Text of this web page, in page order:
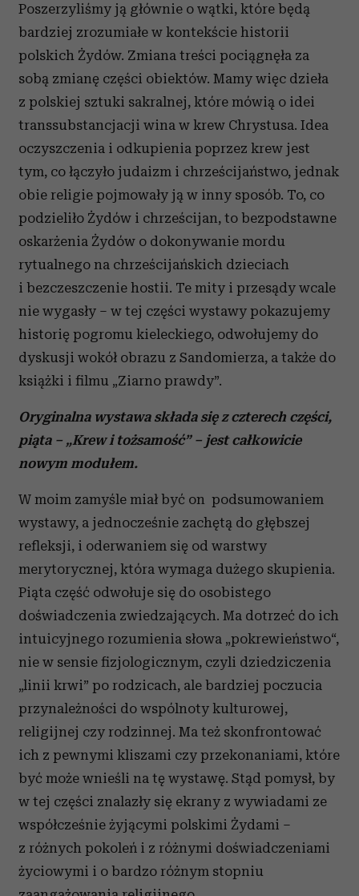
Poszerzyliśmy ją głównie o wątki, które będą
bardziej zrozumiałe w kontekście historii
polskich Żydów. Zmiana treści pociągnęła za
sobą zmianę części obiektów. Mamy więc dzieła
z polskiej sztuki sakralnej, które mówią o idei
transsubstancjacji wina w krew Chrystusa. Idea
oczyszczenia i odkupienia poprzez krew jest
tym, co łączyło judaizm i chrześcijaństwo, jednak
obie religie pojmowały ją w inny sposób. To, co
podzieliło Żydów i chrześcijan, to bezpodstawne
oskarżenia Żydów o dokonywanie mordu
rytualnego na chrześcijańskich dzieciach
i bezczeszczenie hostii. Te mity i przesądy wcale
nie wygasły – w tej części wystawy pokazujemy
historię pogromu kieleckiego, odwołujemy do
dyskusji wokół obrazu z Sandomierza, a także do
książki i filmu „Ziarno prawdy”.
Oryginalna wystawa składa się z czterech części,
piąta – „Krew i tożsamość” – jest całkowicie
nowym modułem.
W moim zamyśle miał być on podsumowaniem
wystawy, a jednocześnie zachętą do głębszej
refleksji, i oderwaniem się od warstwy
merytorycznej, która wymaga dużego skupienia.
Piąta część odwołuje się do osobistego
doświadczenia zwiedzających. Ma dotrzeć do ich
intuicyjnego rozumienia słowa „pokrewieństwo“,
nie w sensie fizjologicznym, czyli dziedziczenia
„linii krwi” po rodzicach, ale bardziej poczucia
przynależności do wspólnoty kulturowej,
religijnej czy rodzinnej. Ma też skonfrontować
ich z pewnymi kliszami czy przekonaniami, które
być może wnieśli na tę wystawę. Stąd pomysł, by
w tej części znalazły się ekrany z wywiadami ze
współcześnie żyjącymi polskimi Żydami –
z różnych pokoleń i z różnymi doświadczeniami
życiowymi i o bardzo różnym stopniu